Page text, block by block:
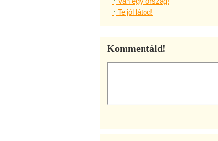
Te jól látod!
Kommentáld!